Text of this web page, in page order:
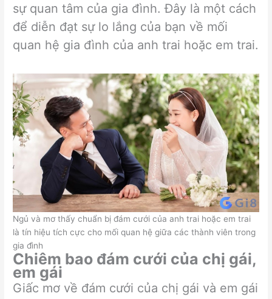
sự quan tâm của gia đình. Đây là một cách
để diễn đạt sự lo lắng của bạn về mối
quan hệ gia đình của anh trai hoặc em trai.
Ngủ và mơ thấy chuẩn bị đám cưới của anh trai hoặc em trai
là tín hiệu tích cực cho mối quan hệ giữa các thành viên trong
gia đình
Chiêm bao đám cưới của chị gái,
em gái
Giấc mơ về đám cưới của chị gái và em gái